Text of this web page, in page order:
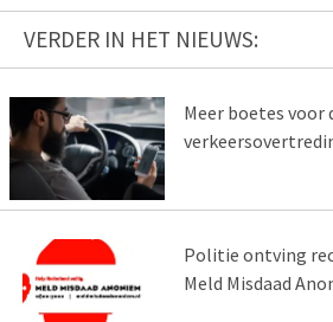
VERDER IN HET NIEUWS:
Meer boetes voor
Politie ontving
Meld Misdaad